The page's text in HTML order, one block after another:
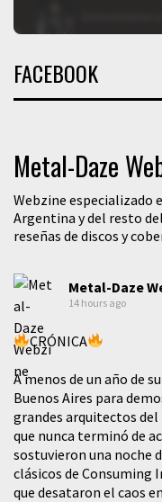
FACEBOOK
Metal-Daze
Webzine especializado
Argentina y del resto
reseñas de discos y
Metal-Daze
14 hours ago
CRÓNICA
A menos de un año de
Buenos Aires para
grandes arquitectos del
que nunca terminó de
sostuvieron una noche
clásicos de Consuming
que desataron el caos